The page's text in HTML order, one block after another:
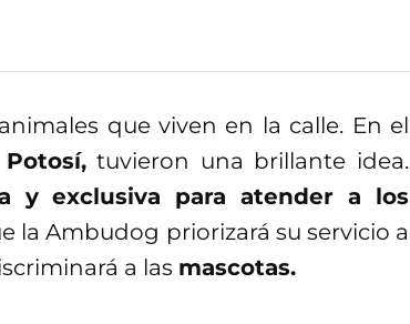
que viven en la calle. En el
tuvieron una brillante idea.
y exclusiva para atender a los
la Ambudog priorizará su servicio a
a las mascotas.